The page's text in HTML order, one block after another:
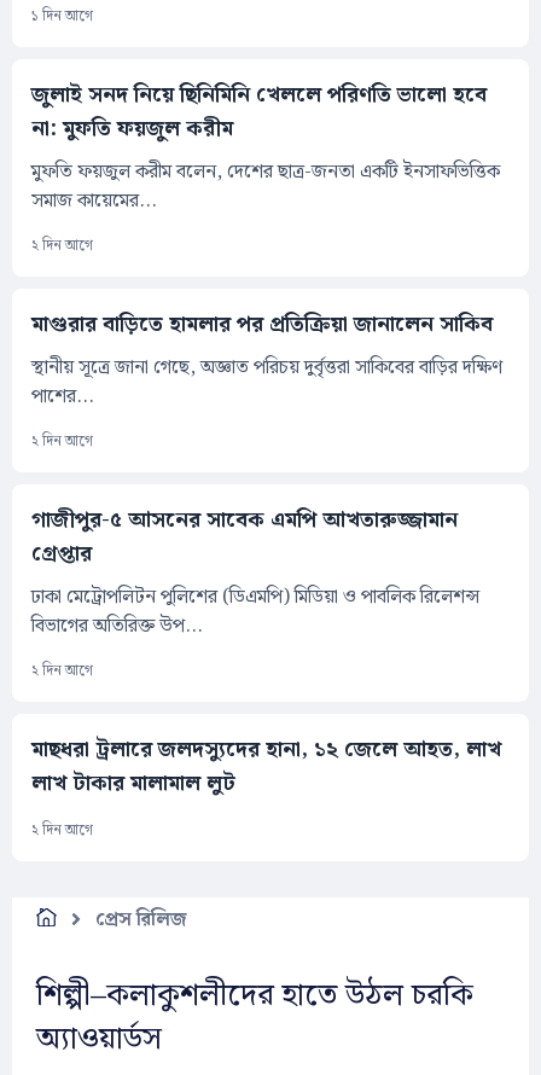
১ দিন আগে
জুলাই সনদ নিয়ে ছিনিমিনি খেললে পরিণতি ভালো হবে
না: মুফতি ফয়জুল করীম
মুফতি ফয়জুল করীম বলেন, দেশের ছাত্র-জনতা একটি ইনসাফভিত্তিক
সমাজ কায়েমের...
২ দিন আগে
মাগুরার বাড়িতে হামলার পর প্রতিক্রিয়া জানালেন সাকিব
স্থানীয় সূত্রে জানা গেছে, অজ্ঞাত পরিচয় দুর্বৃত্তরা সাকিবের বাড়ির দক্ষিণ
পাশের...
২ দিন আগে
গাজীপুর-৫ আসনের সাবেক এমপি আখতারুজ্জামান
গ্রেপ্তার
ঢাকা মেট্রোপলিটন পুলিশের (ডিএমপি) মিডিয়া ও পাবলিক রিলেশন্স
বিভাগের অতিরিক্ত উপ...
২ দিন আগে
মাছধরা ট্রলারে জলদস্যুদের হানা, ১২ জেলে আহত, লাখ
লাখ টাকার মালামাল লুট
২ দিন আগে
প্রেস রিলিজ
শিল্পী–কলাকুশলীদের হাতে উঠল চরকি
অ্যাওয়ার্ডস